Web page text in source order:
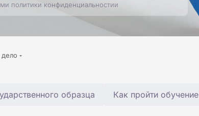
политики конфиденциальностии
образца Как пройти обучение